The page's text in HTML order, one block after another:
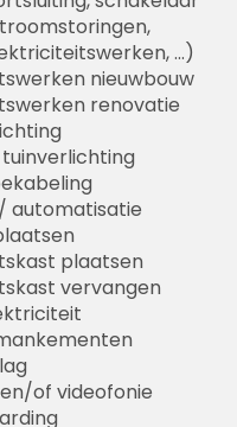
...)
nieuwbouw
renovatie
automatisatie
plaatsen
vervangen
of videofonie